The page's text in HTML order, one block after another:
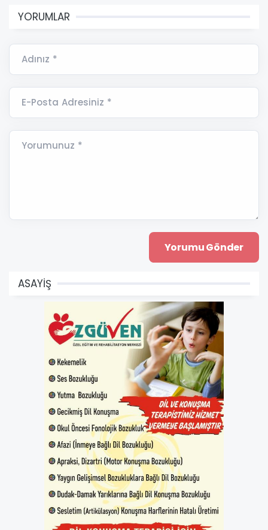
YORUMLAR
Adınız *
E-Posta Adresiniz *
Yorumunuz *
ASAYİŞ